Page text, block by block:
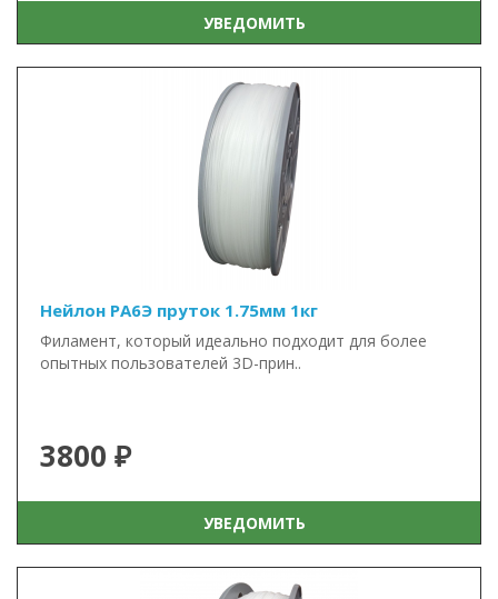
УВЕДОМИТЬ
Нейлон PA6Э пруток 1.75мм 1кг
Филамент, который идеально подходит для более
опытных пользователей 3D-прин..
3800 ₽
УВЕДОМИТЬ